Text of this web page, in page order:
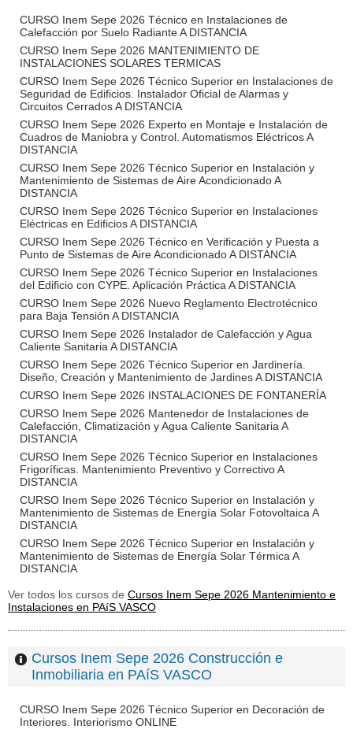
CURSO Inem Sepe 2026 Técnico en Instalaciones de
Calefacción por Suelo Radiante A DISTANCIA
CURSO Inem Sepe 2026 MANTENIMIENTO DE
INSTALACIONES SOLARES TERMICAS
CURSO Inem Sepe 2026 Técnico Superior en Instalaciones de
Seguridad de Edificios. Instalador Oficial de Alarmas y
Circuitos Cerrados A DISTANCIA
CURSO Inem Sepe 2026 Experto en Montaje e Instalación de
Cuadros de Maniobra y Control. Automatismos Eléctricos A
DISTANCIA
CURSO Inem Sepe 2026 Técnico Superior en Instalación y
Mantenimiento de Sistemas de Aire Acondicionado A
DISTANCIA
CURSO Inem Sepe 2026 Técnico Superior en Instalaciones
Eléctricas en Edificios A DISTANCIA
CURSO Inem Sepe 2026 Técnico en Verificación y Puesta a
Punto de Sistemas de Aire Acondicionado A DISTANCIA
CURSO Inem Sepe 2026 Técnico Superior en Instalaciones
del Edificio con CYPE. Aplicación Práctica A DISTANCIA
CURSO Inem Sepe 2026 Nuevo Reglamento Electrotécnico
para Baja Tensión A DISTANCIA
CURSO Inem Sepe 2026 Instalador de Calefacción y Agua
Caliente Sanitaria A DISTANCIA
CURSO Inem Sepe 2026 Técnico Superior en Jardinería.
Diseño, Creación y Mantenimiento de Jardines A DISTANCIA
CURSO Inem Sepe 2026 INSTALACIONES DE FONTANERÍA
CURSO Inem Sepe 2026 Mantenedor de Instalaciones de
Calefacción, Climatización y Agua Caliente Sanitaria A
DISTANCIA
CURSO Inem Sepe 2026 Técnico Superior en Instalaciones
Frigoríficas. Mantenimiento Preventivo y Correctivo A
DISTANCIA
CURSO Inem Sepe 2026 Técnico Superior en Instalación y
Mantenimiento de Sistemas de Energía Solar Fotovoltaica A
DISTANCIA
CURSO Inem Sepe 2026 Técnico Superior en Instalación y
Mantenimiento de Sistemas de Energía Solar Térmica A
DISTANCIA
Ver todos los cursos de Cursos Inem Sepe 2026 Mantenimiento e
Instalaciones en PAíS VASCO
Cursos Inem Sepe 2026 Construcción e
Inmobiliaria en PAíS VASCO
CURSO Inem Sepe 2026 Técnico Superior en Decoración de
Interiores. Interiorismo ONLINE